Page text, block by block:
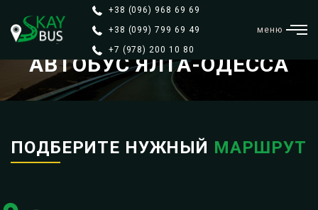
+38 (096) 968 69 69
+38 (099) 799 69 49
+7 (978) 200 10 80
меню
АВТОБУС ЯЛТА-ОДЕССА
ПОДБЕРИТЕ НУЖНЫЙ МАРШРУТ